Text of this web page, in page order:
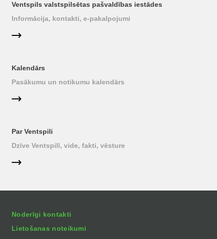
Ventspils valstspilsētas pašvaldības iestādes
Informācija, kontakti, e-pakalpojumi
Kalendārs
Pasākumu un notikumu kalendārs
Par Ventspili
Dzīve Ventspilī, vide, fakti, vēsture
Noderīgi kontakti
Lietošanas noteikumi